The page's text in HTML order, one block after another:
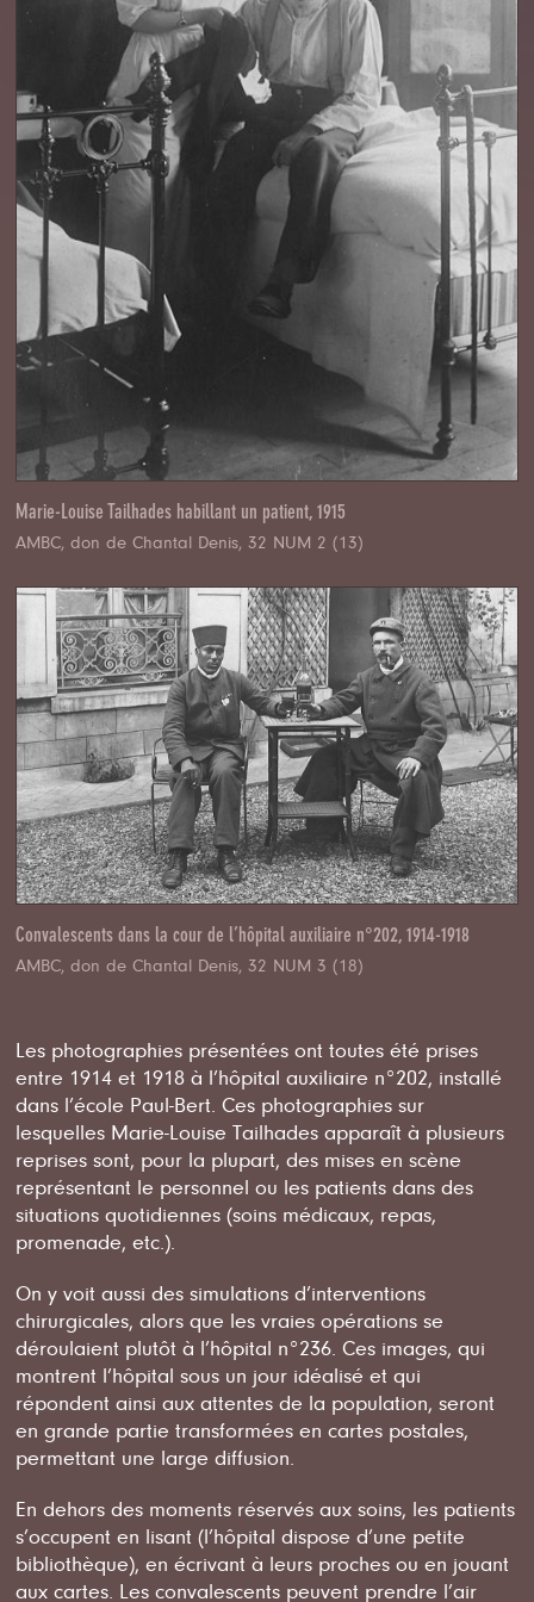
Marie-Louise Tailhades habillant un patient, 1915
AMBC, don de Chantal Denis, 32 NUM 2 (13)
Convalescents dans la cour de l’hôpital auxiliaire n°202, 1914-1918
AMBC, don de Chantal Denis, 32 NUM 3 (18)
Les photographies présentées ont toutes été prises
entre 1914 et 1918 à l’hôpital auxiliaire n°202, installé
dans l’école Paul-Bert. Ces photographies sur
lesquelles Marie-Louise Tailhades apparaît à plusieurs
reprises sont, pour la plupart, des mises en scène
représentant le personnel ou les patients dans des
situations quotidiennes (soins médicaux, repas,
promenade, etc.).
On y voit aussi des simulations d’interventions
chirurgicales, alors que les vraies opérations se
déroulaient plutôt à l’hôpital n°236. Ces images, qui
montrent l’hôpital sous un jour idéalisé et qui
répondent ainsi aux attentes de la population, seront
en grande partie transformées en cartes postales,
permettant une large diffusion.
En dehors des moments réservés aux soins, les patients
s’occupent en lisant (l’hôpital dispose d’une petite
bibliothèque), en écrivant à leurs proches ou en jouant
aux cartes. Les convalescents peuvent prendre l’air